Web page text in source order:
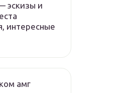
эскизы и
интересные
амг